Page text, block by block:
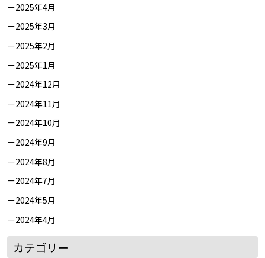
2025年4月
2025年3月
2025年2月
2025年1月
2024年12月
2024年11月
2024年10月
2024年9月
2024年8月
2024年7月
2024年5月
2024年4月
カテゴリー